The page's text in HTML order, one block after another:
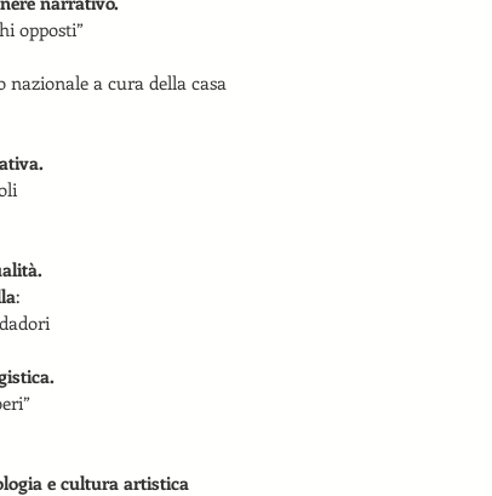
opposti”
a cura della casa
:
e cultura artistica